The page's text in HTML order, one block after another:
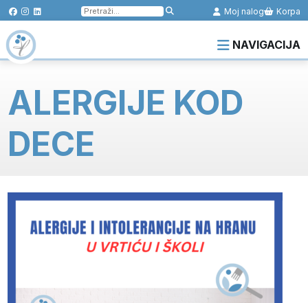
Pretraga
za:
Moj nalog Korpa
NAVIGACIJA
ALERGIJE KOD
DECE